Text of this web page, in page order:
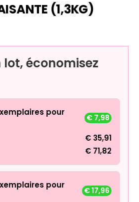
(1,3KG)
lot, économisez
pour
€ 7,98
€ 35,91
€ 71,82
pour
€17,96